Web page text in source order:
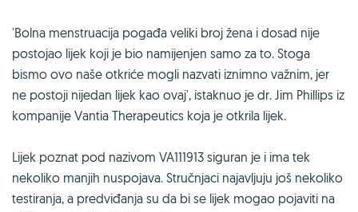
'Bolna menstruacija pogađa veliki broj žena i dosad nije
postojao lijek koji je bio namijenjen samo za to. Stoga
bismo ovo naše otkriće mogli nazvati iznimno važnim, jer
ne postoji nijedan lijek kao ovaj', istaknuo je dr. Jim Phillips iz
kompanije Vantia Therapeutics koja je otkrila lijek.
Lijek poznat pod nazivom VA111913 siguran je i ima tek
nekoliko manjih nuspojava. Stručnjaci najavljuju još nekoliko
testiranja, a predviđanja su da bi se lijek mogao pojaviti na